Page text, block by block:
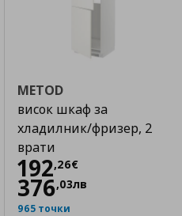
METOD
висок шкаф за
хладилник/фризер, 2
врати
192,26€
Цена
376,03лв
965 точки